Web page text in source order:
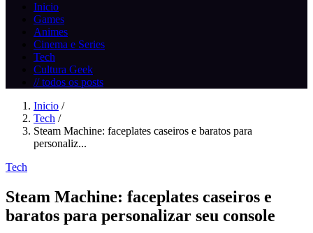
Inicio
Games
Animes
Cinema e Series
Tech
Cultura Geek
// todos os posts
Inicio /
Tech /
Steam Machine: faceplates caseiros e baratos para
personaliz...
Tech
Steam Machine: faceplates caseiros e
baratos para personalizar seu console